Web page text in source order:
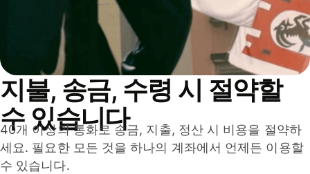
지불, 송금, 수령 시 절약할
수 있습니다
40개 이상의 통화로 송금, 지출, 정산 시 비용을 절약하
세요. 필요한 모든 것을 하나의 계좌에서 언제든 이용할
수 있습니다.